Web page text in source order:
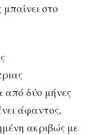
στο
από δύο μήνες
άφαντος,
ακριβώς με